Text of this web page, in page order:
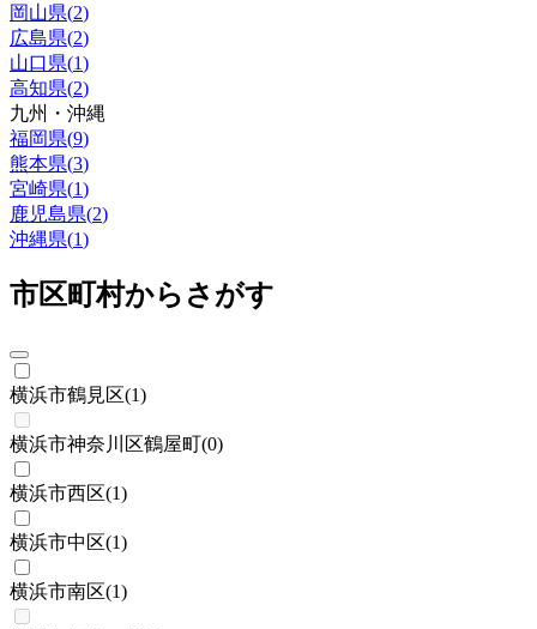
岡山県(2)
広島県(2)
山口県(1)
高知県(2)
九州・沖縄
福岡県(9)
熊本県(3)
宮崎県(1)
鹿児島県(2)
沖縄県(1)
市区町村からさがす
横浜市鶴見区(1)
横浜市神奈川区鶴屋町(0)
横浜市西区(1)
横浜市中区(1)
横浜市南区(1)